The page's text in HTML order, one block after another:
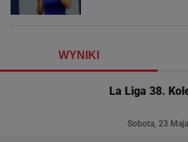
WYNIKI
La Liga 38.
Sobota, 23 Maja